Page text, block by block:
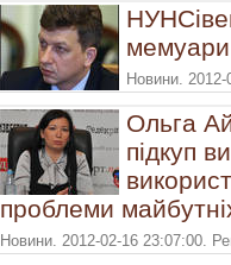
мемуари
Новини.
Ольга
підкуп
проблеми
Новини. 2012-02-16 23:07:00.